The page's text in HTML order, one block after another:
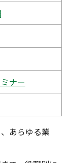
ナー
あらゆる業